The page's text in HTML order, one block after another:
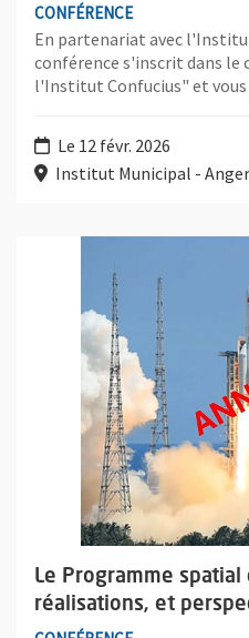
CONFÉRENCE
En partenariat avec
conférence s'inscrit dans le
l'Institut Confucius" et vous
Le 12 févr. 2026
Institut Municipal -
Le Programme
réalisations, et